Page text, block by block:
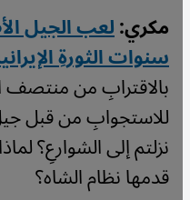
مكري:لعب الجيل
سنوات الثورةِ
بالاقترابِ من
للاستجوابِ من قبل
نزلتم إلى الشوارعِ؟
قدمها نظام الشاه؟